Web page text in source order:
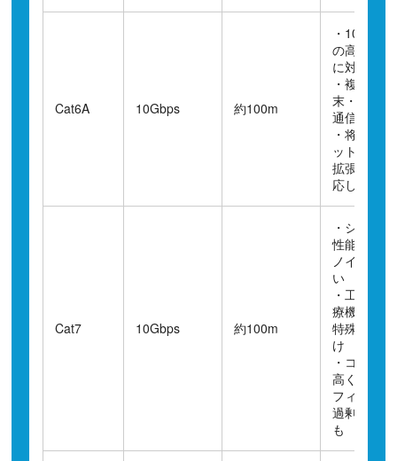
Cat6A 10Gbps 約100m
・10Gbps
の高速通信
に対応
・複数端
末・大容量
通信に強い
・将来のネ
ットワーク
拡張にも対
応しやすい
Cat7 10Gbps 約100m
・シールド
性能が高く
ノイズに強
い
・工場・医
療機関など
特殊環境向
け
・コストが
高く一般オ
フィスでは
過剰な場合
も